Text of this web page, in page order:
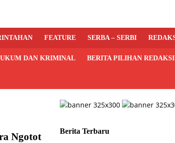
FEATURE SERBA – SERBI
DAN KRIMINAL BERITA PILIHAN REDAKSI
Ngotot
Berita Terbaru